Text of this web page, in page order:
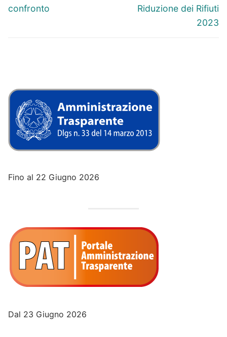
confronto
Riduzione dei Rifiuti
2023
Fino al 22 Giugno 2026
Dal 23 Giugno 2026